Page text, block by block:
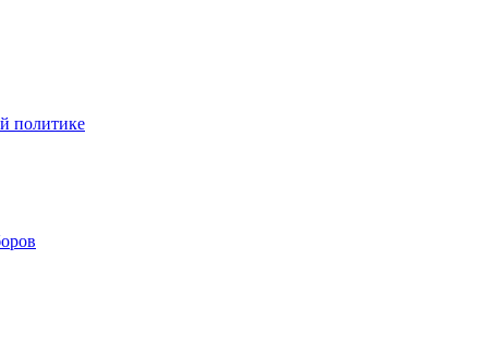
политике